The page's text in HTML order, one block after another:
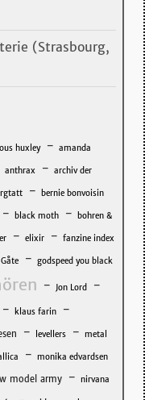
(Strasbourg,
huxley - amanda
anthrax - archiv der
- bernie bonvoisin
- black moth - bohren &
- elixir - fanzine index
Gåte - godspeed you black
- Jon Lord -
- klaus farin -
- levellers - metal
- monika edvardsen
model army - nirvana